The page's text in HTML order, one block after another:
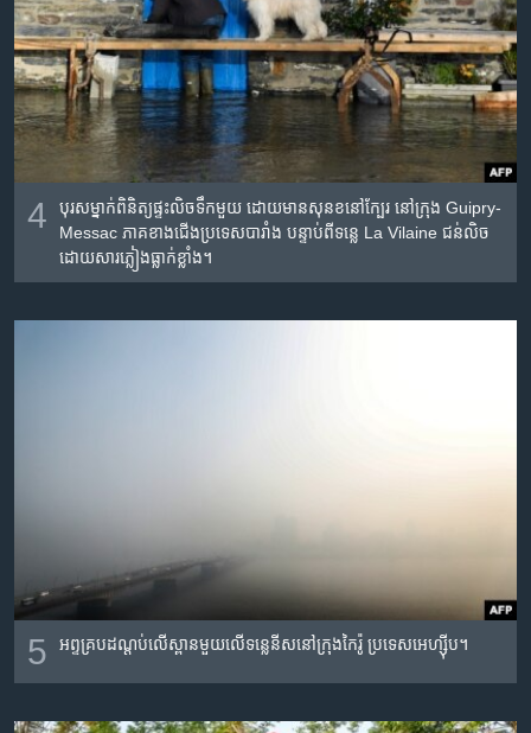
4
បុរសម្នាក់ពិនិត្យផ្ទះលិចទឹកមួយ ដោយមានសុនខនៅក្បែរ នៅក្រុង Guipry-
Messac ភាគខាងជើងប្រទេសបារាំង បន្ទាប់ពីទន្លេ La Vilaine ជន់លិច
ដោយសារភ្លៀងធ្លាក់ខ្លាំង។
5 អព្ទគ្របដណ្តប់លើស្ពានមួយលើទន្លេនីសនៅក្រុងកៃរ៉ូ ប្រទេសអេហ្ស៊ីប។